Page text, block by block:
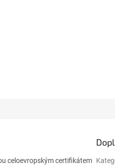
celoevropským certifikátem